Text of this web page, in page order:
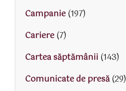
Campanie(197)
Cariere(7)
Cartea săptămânii (143)
Comunicate de presă(29)